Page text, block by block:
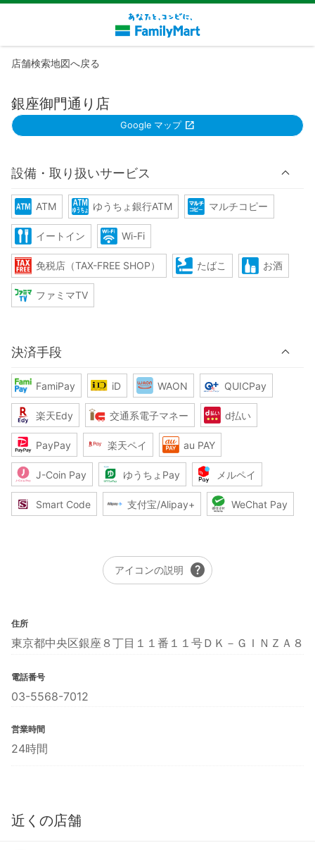
店舗検索地図へ戻る
銀座御門通り店
Google マップ
設備・取り扱いサービス
ATM ゆうちょ銀行ATM マルチコピー
イートイン Wi-Fi
免税店（TAX-FREE SHOP） たばこ お酒
ファミマTV
決済手段
FamiPay iD WAON QUICPay
楽天Edy 交通系電子マネー d払い
PayPay 楽天ペイ au PAY
J-Coin Pay ゆうちょPay メルペイ
Smart Code 支付宝/Alipay+ WeChat Pay
アイコンの説明 help
住所
東京都中央区銀座８丁目１１番１１号ＤＫ－ＧＩＮＺＡ８
電話番号
03-5568-7012
営業時間
24時間
近くの店舗